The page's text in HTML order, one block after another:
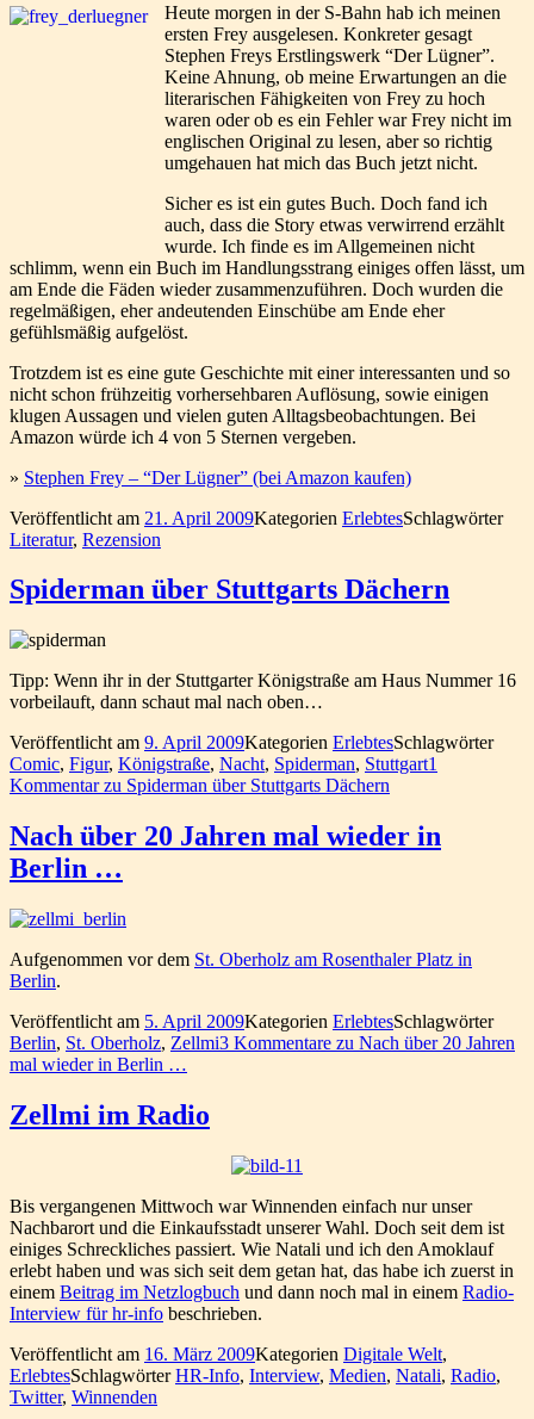
Heute morgen in der S-Bahn hab ich meinen
ersten Frey ausgelesen. Konkreter gesagt
Stephen Freys Erstlingswerk “Der Lügner”.
Keine Ahnung, ob meine Erwartungen an die
literarischen Fähigkeiten von Frey zu hoch
waren oder ob es ein Fehler war Frey nicht im
englischen Original zu lesen, aber so richtig
umgehauen hat mich das Buch jetzt nicht.
Sicher es ist ein gutes Buch. Doch fand ich
auch, dass die Story etwas verwirrend erzählt
wurde. Ich finde es im Allgemeinen nicht
schlimm, wenn ein Buch im Handlungsstrang einiges offen lässt, um
am Ende die Fäden wieder zusammenzuführen. Doch wurden die
regelmäßigen, eher andeutenden Einschübe am Ende eher
gefühlsmäßig aufgelöst.
Trotzdem ist es eine gute Geschichte mit einer interessanten und so
nicht schon frühzeitig vorhersehbaren Auflösung, sowie einigen
klugen Aussagen und vielen guten Alltagsbeobachtungen. Bei
Amazon würde ich 4 von 5 Sternen vergeben.
» Stephen Frey – “Der Lügner” (bei Amazon kaufen)
Veröffentlicht am 21. April 2009Kategorien ErlebtesSchlagwörter
Literatur, Rezension
Spiderman über Stuttgarts Dächern
Tipp: Wenn ihr in der Stuttgarter Königstraße am Haus Nummer 16
vorbeilauft, dann schaut mal nach oben…
Veröffentlicht am 9. April 2009Kategorien ErlebtesSchlagwörter
Comic, Figur, Königstraße, Nacht, Spiderman, Stuttgart1
Kommentarzu Spiderman über Stuttgarts Dächern
Nach über 20 Jahren mal wieder in
Berlin …
Aufgenommen vor dem St. Oberholz am Rosenthaler Platz in
Berlin.
Veröffentlicht am 5. April 2009Kategorien ErlebtesSchlagwörter
Berlin, St. Oberholz, Zellmi3 Kommentare zu Nach über 20 Jahren
mal wieder in Berlin …
Zellmi im Radio
Bis vergangenen Mittwoch war Winnenden einfach nur unser
Nachbarort und die Einkaufsstadt unserer Wahl. Doch seit dem ist
einiges Schreckliches passiert. Wie Natali und ich den Amoklauf
erlebt haben und was sich seit dem getan hat, das habe ich zuerst in
einem Beitrag im Netzlogbuch und dann noch mal in einem Radio-
Interview für hr-info beschrieben.
Veröffentlicht am 16. März 2009Kategorien Digitale Welt,
ErlebtesSchlagwörterHR-Info, Interview, Medien, Natali, Radio,
Twitter, Winnenden